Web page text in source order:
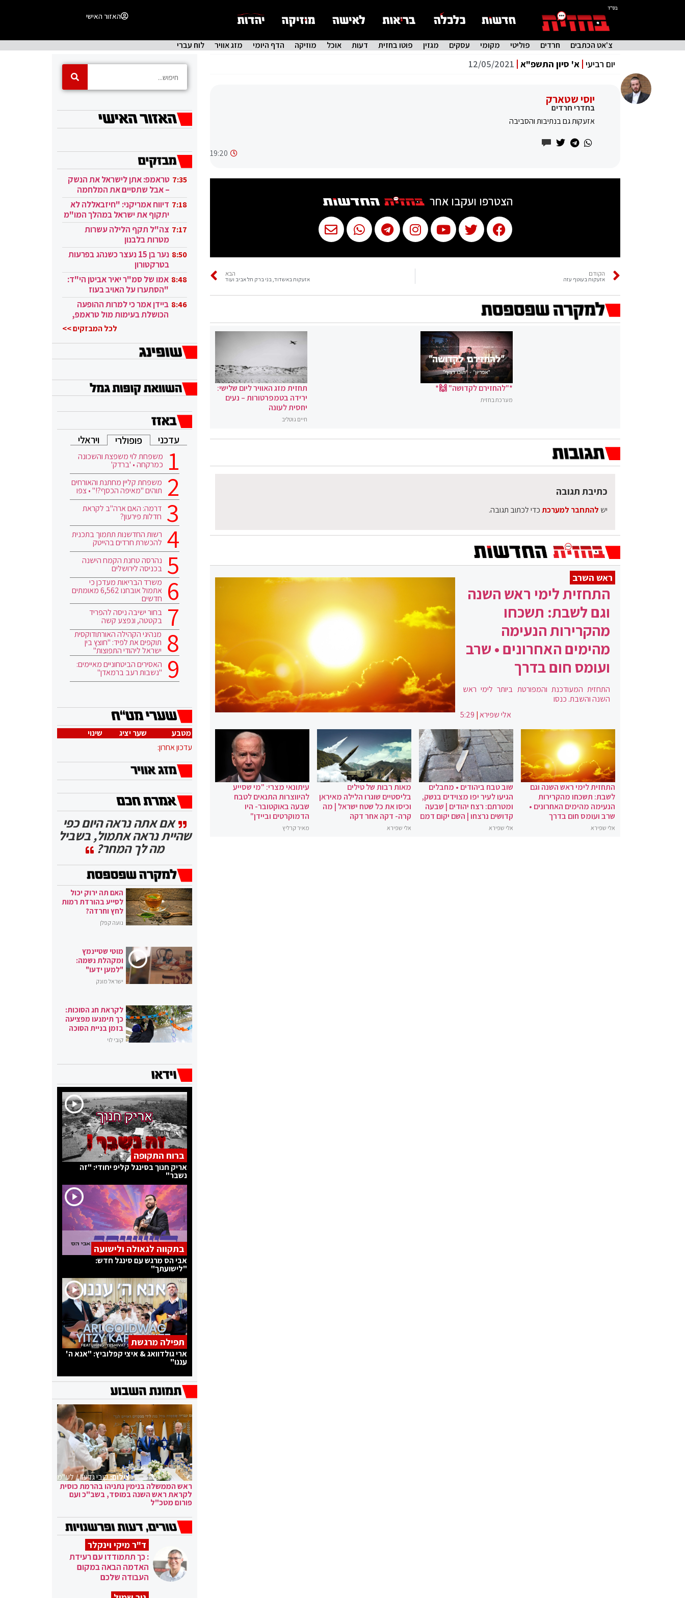
בס"ד
האזור האישי
צ'אט הכתבים חרדים פוליטי מקומי עסקים מגזין פוטו בחזית דעות אוכל מוזיקה הדף היומי מזג אוויר לוח עברי
יום רביעי א' סיון התשפ"א 12/05/2021
יוסי שטארק
בחדרי חרדים
אזעקות גם בנתיבות והסביבה
19:20
הצטרפו ועקבו אחר
הקודם
אזעקות בעוטף עזה
הבא
אזעקות באשדוד, בני ברק תל אביב ועוד
*"להחזירם לקדושה" 🙌*
מערכת בחזית
תחזית מזג האוויר ליום שלישי:
ירידה בטמפרטורות – נעים
יחסית לעונה
חיים גוטליב
כתיבת תגובה
יש להתחבר למערכתכדי לכתוב תגובה.
ראש השרב
התחזית לימי ראש השנה
וגם לשבת: תשכחו
מהקרירות הנעימה
מהימים האחרונים • שרב
ועומס חום בדרך
התחזית המעודכנת והמפורטת ביותר לימי ראש
השנה והשבת. כנסו
אלי שפירא|
5:29
התחזית לימי ראש השנה וגם
לשבת: תשכחו מהקרירות
הנעימה מהימים האחרונים •
שרב ועומס חום בדרך
אלי שפירא
שוב טבח ביהודים • מחבלים
הגיעו לעיר יפו מצוידים בנשק,
ומטרתם: רצח יהודים | שבעה
קדושים נרצחו | השם יקום דמם
אלי שפירא
מאות רבות של טילים
בליסטיים שוגרו הלילה מאיראן
וכיסו את כל שטח ישראל | מה
קרה- דקה אחר דקה
אלי שפירא
עיתונאי מצרי: "מי שסייע
להיווצרות התנאים לטבח
שבעה באוקטובר- היו
הדמוקרטים וביידן"
מאיר קרליץ
7:35 טראמפ: אתן לישראל את הנשק
– אבל שתסיים את המלחמה
בעזה 7:18 דיווח אמריקני: "חיזבאללה לא
יתקוף את ישראל במהלך המו"מ
בקטאר" 7:17 צה"ל תקף הלילה עשרות
מטרות בלבנון
8:50
נער בן 15 נעצר כשנהג בפרעות
בטרקטורון
8:48 אמו של סמ"ר יאיר אביטן הי"ד:
"הסתערו על האויב בעוז
ובגבורה" 8:46 ביידן אמר כי למרות ההופעה
הכושלת בעימות מול טראמפ,
לכל המבזקים >>
עדכני פופולרי ויראלי
משפחת לוי משפצת והשכונה
כמרקחה • 'ברדק'
משפחת קליין מחתנת והאורחים
תוהים "מאיפה הכסף?!" • צפו
דרמה: האם ארה"ב לקראת
חדלות פירעון?
רשות החדשנות תתמוך בתכנית
להכשרת חרדים בהייטק
נהרסה טחנת הקמח הישנה
בכניסה לירושלים
משרד הבריאות מעדכן כי
אתמול אובחנו 6,562 מאומתים
חדשים
בחור ישיבה ניסה להפריד
בקטטה, ונפצע קשה
מנהיגי הקהילה האורתודוקסית
תוקפים את לפיד: "חוצץ בין
ישראל ליהודי התפוצות"
האסירים הביטחוניים מאיימים:
"נשבות רעב ברמאדן"
מטבע שער יציג
שינוי
עדכון אחרון:
אם אתה נראה היום כפי
שהיית נראה אתמול, בשביל
מה לך המחר?
האם תה ירוק יכול
לסייע בהורדת רמות
לחץ וחרדה?
נועה קפלן
מוטי שטיינמץ
ומקהלת נשמה:
"למען ידעו"
ישראל מונק
לקראת חג הסוכות:
כך תימנעו מפציעה
בזמן בניית הסוכה
קובי לוי
ברוח התקופה
אריק חנוך בסינגל קליפ יחודי: "זה
נשבר"
בתקווה לגאולה ולישועה
אבי הס מרגש עם סינגל חדש:
"לישועתך"
תפילה מרגשת
ארי גולדוואג & איצי קפלוביץ: "אנא ה'
עננו"
צילום:קובי גדעון / לע"מ
ראש הממשלה בנימין נתניהו בהרמת כוסית
לקראת ראש השנה במוסד, בשב"כ ועם
פורום מטכ"ל
ד"ר מיקי וינקלר
: כך תתמודדו עם רעידת
האדמה הבאה במקום
העבודה שלכם